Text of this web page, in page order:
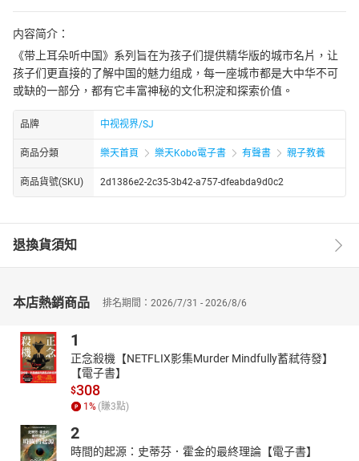
内容简介：
《带上耳朵听中国》系列旨在为孩子们提供精华版的城市名片，让
孩子们更直接的了解中国的魅力组成，每一座城市都是大中华不可
或缺的一部分，都有它丰富神秘的文化积淀和探索价值。
品牌 中视视界/SJ
商品分類 樂天首頁 樂天Kobo電子書 有聲書 親子教養
商品貨號(SKU) 2d1386e2-2c35-3b42-a757-dfeabda9d0c2
退換貨須知
本店熱銷商品 排名期間：2026/7/31 - 2026/8/6
1
正念殺機【NETFLIX影集Murder Mindfully蓄弒待發】
【電子書】
$308
1% (賺3點)
2
時間的起源：史蒂芬．霍金的最終理論【電子書】